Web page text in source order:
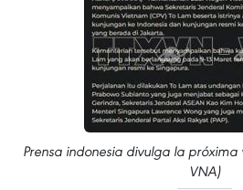
Prensa indonesia divulga la próxima
VNA)